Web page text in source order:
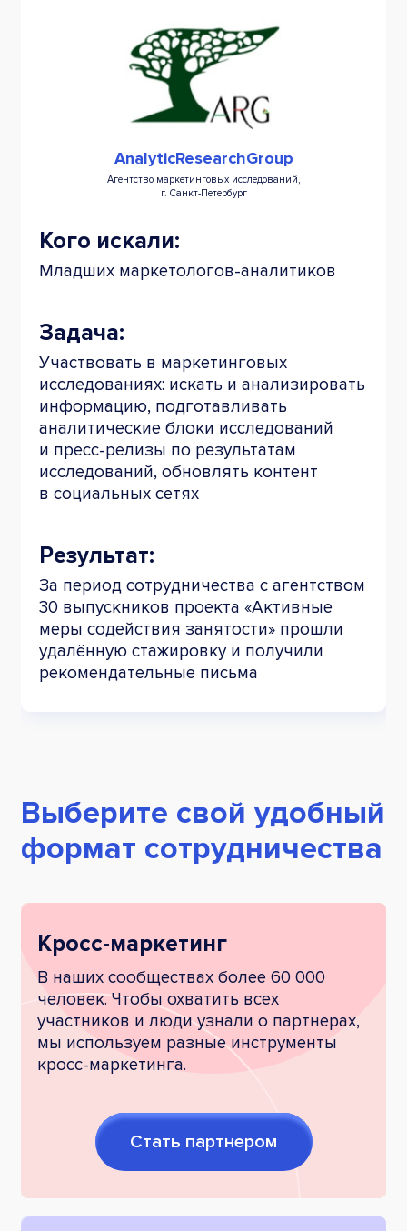
AnalyticResearchGroup
Агентство маркетинговых исследований,
г. Санкт-Петербург
Кого искали:
Младших маркетологов-аналитиков
Задача:
Участвовать в маркетинговых
исследованиях: искать и анализировать
информацию, подготавливать
аналитические блоки исследований
и пресс-релизы по результатам
исследований, обновлять контент
в социальных сетях
Результат:
За период сотрудничества с агентством
30 выпускников проекта «Активные
меры содействия занятости» прошли
удалённую стажировку и получили
рекомендательные письма
Выберите свой удобный
формат сотрудничества
Кросс-маркетинг
В наших сообществах более 60 000
человек. Чтобы охватить всех
участников и люди узнали о партнерах,
мы используем разные инструменты
кросс-маркетинга.
Стать партнером